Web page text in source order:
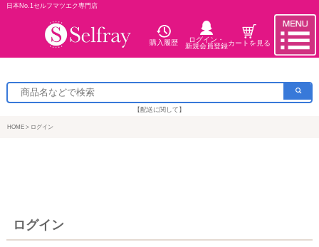
日本No.1セルフマツエク専門店
購入履歴
ログイン・
新規会員登録カートを見る
【配送に関して】
HOME ログイン
ログイン